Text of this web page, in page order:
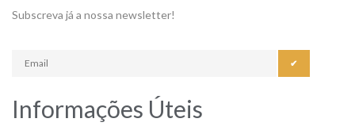
Subscreva já a nossa newsletter!
✔
Informações Úteis